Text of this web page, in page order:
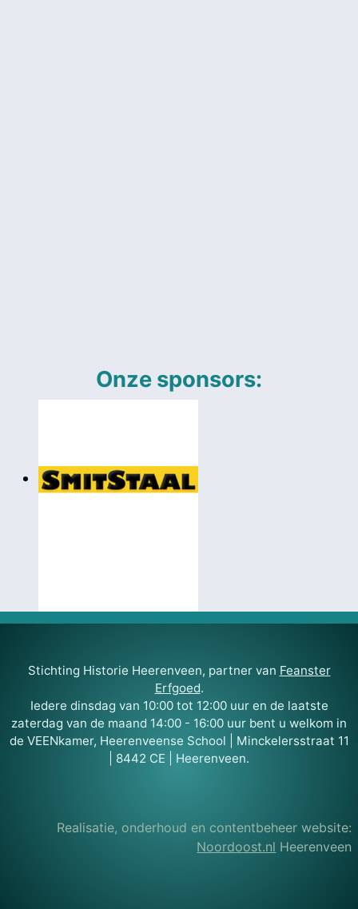
Onze sponsors:
Stichting Historie Heerenveen, partner van Feanster
Erfgoed.
Iedere dinsdag van 10:00 tot 12:00 uur en de laatste
zaterdag van de maand 14:00 - 16:00 uur bent u welkom in
de VEENkamer, Heerenveense School | Minckelersstraat 11
| 8442 CE | Heerenveen.
Realisatie, onderhoud en contentbeheer website:
Noordoost.nl Heerenveen